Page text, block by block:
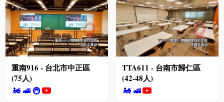
重南916 - 台北市中正區
(75人)
🚂 🚅 🚇
TTA611 - 台南市歸仁區
(42-48人)
🚂 🚅